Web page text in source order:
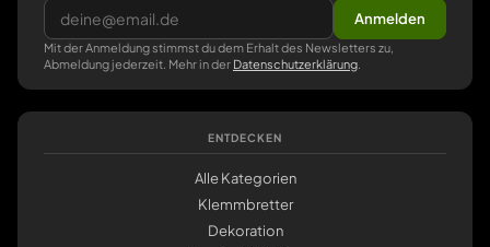
Anmelden
Mit der Anmeldung stimmst du dem Erhalt des Newsletters zu,
Abmeldung jederzeit. Mehr in der Datenschutzerklärung
ENTDECKEN
Alle Kategorien
Klemmbretter
Dekoration